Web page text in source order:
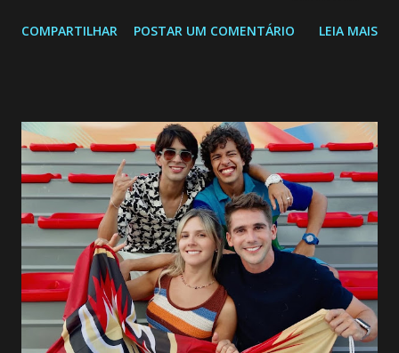
a Programação Semanal do SBT de 08/06/26 a 14/06/26
confessa a Gabriel que ele demonstrou ser o tipo de
pessoa que ela tanto desejou durante toda a vida. Camila
entra no quarto de Gabriel e imagina como seria o
encontro deles, quando conseguir seduzi-lo. Manuel avisa a
Paula sobre a suposta infidelidade de Gabriel com Joana.
Rogerio consegue se livrar de todas as suspeitas pelo
desaparecimento de Francisco, apontando que ele poderia
ter sido vítima da fúria de Gabriel. Artur informa a Gabriel
que a clínica inseminou por engano outra paciente, que está
COMPARTILHAR POSTAR UM COMENTÁRIO LEIA MAIS